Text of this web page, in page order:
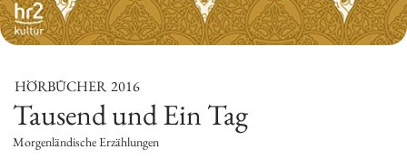
HÖRBÜCHER 2016
Tausend und Ein Tag
Morgenländische Erzählungen